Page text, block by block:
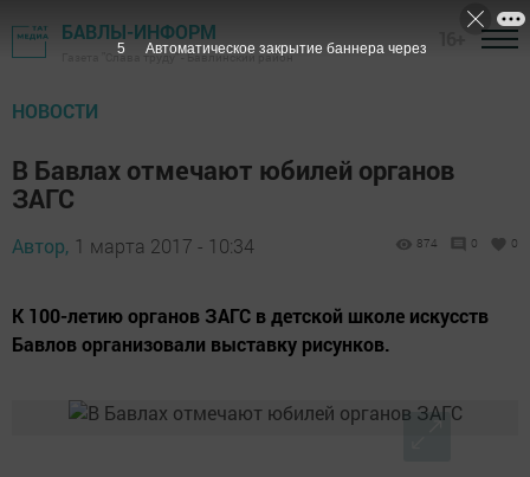
БАВЛЫ-ИНФОРМ
Газета "Слава труду" - Бавлинский район
НОВОСТИ
В Бавлах отмечают юбилей органов
ЗАГС
Автор, 1 марта 2017 - 10:34 874 0 0
К 100-летию органов ЗАГС в детской школе искусств
Бавлов организовали выставку рисунков.
4 Автоматическое закрытие баннера через